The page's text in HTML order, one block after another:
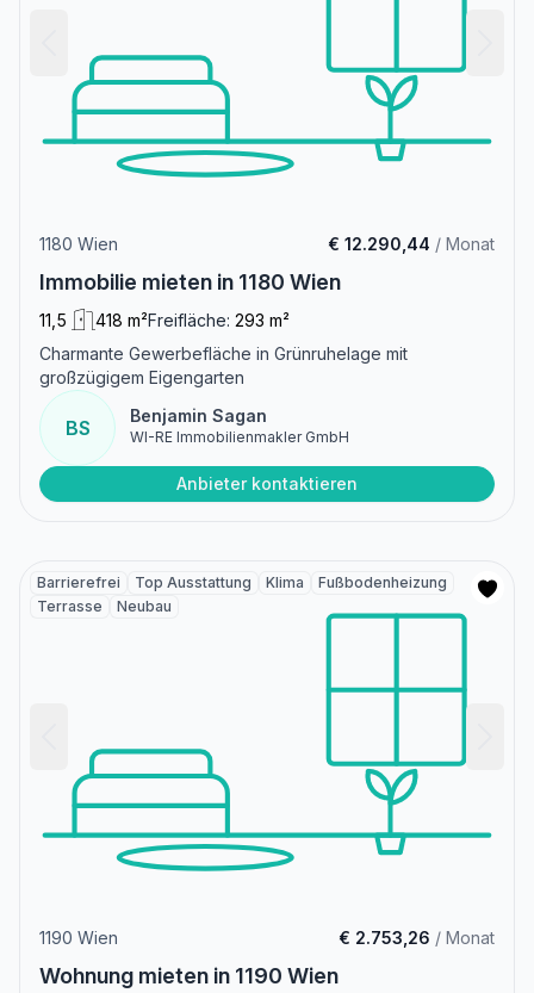
1180 Wien € 12.290,44 / Monat
Immobilie mieten in 1180 Wien
11,5 418 m²Freifläche: 293 m²
Charmante Gewerbefläche in Grünruhelage mit
großzügigem Eigengarten
BS
Benjamin Sagan
WI-RE Immobilienmakler GmbH
Anbieter kontaktieren
Barrierefrei Top Ausstattung Klima
Fußbodenheizung
Terrasse
Neubau
1190 Wien € 2.753,26 / Monat
Wohnung mieten in 1190 Wien